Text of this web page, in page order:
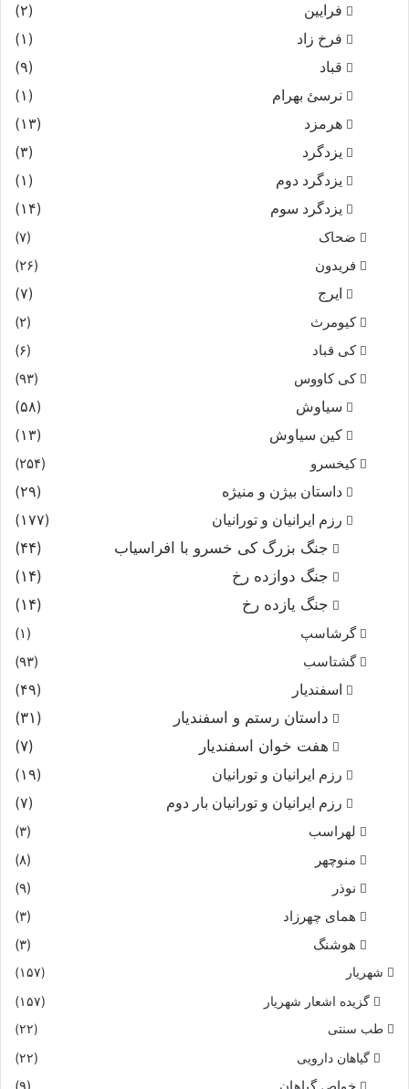
فرایین
(۲)
فرخ زاد
(۱)
قباد
(۹)
نرسئ بهرام‏
(۱)
هرمزد
(۱۳)
یزدگرد
(۳)
یزدگرد دوم
(۱)
یزدگرد سوم
(۱۴)
ضحاک
(۷)
فریدون
(۲۶)
ایرج
(۷)
کیومرث
(۲)
کی قباد
(۶)
کی کاووس
(۹۳)
سیاوش
(۵۸)
کین سیاوش
(۱۳)
کیخسرو
(۲۵۴)
داستان بیژن و منیژه
(۲۹)
رزم ایرانیان و تورانیان
(۱۷۷)
جنگ بزرگ کی خسرو با افراسیاب
(۴۴)
جنگ دوازده رخ
(۱۴)
جنگ یازده رخ
(۱۴)
گرشاسپ
(۱)
گشتاسب
(۹۳)
اسفندیار
(۴۹)
داستان رستم و اسفندیار
(۳۱)
هفت خوان اسفندیار
(۷)
رزم ایرانیان و تورانیان
(۱۹)
رزم ایرانیان و تورانیان بار دوم
(۷)
لهراسب
(۳)
منوچهر
(۸)
نوذر
(۹)
هماى چهرزاد
(۳)
هوشنگ
(۳)
شهریار (۱۵۷)
گزیده اشعار شهریار (۱۵۷)
طب سنتی (۲۲)
گیاهان دارویی (۲۲)